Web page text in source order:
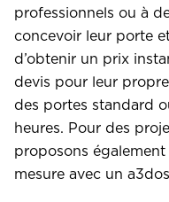
professionnels ou à
concevoir leur porte
d’obtenir un prix
devis pour leur
des portes standard
heures. Pour des
proposons
mesure avec un